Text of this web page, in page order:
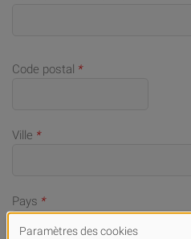
Code postal *
Ville *
Pays *